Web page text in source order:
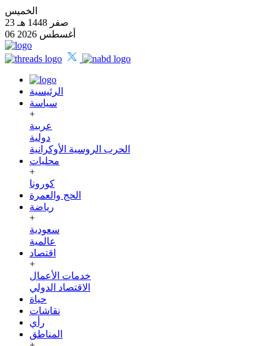
الخميس
23 صفر 1448 هـ
06 أغسطس 2026
الرئيسية
سياسة
+
عربية
دولية
الحرب الروسية الأوكرانية
محليات
+
كورونا
الحج والعمرة
رياضة
+
سعودية
عالمية
اقتصاد
+
خدمات الأعمال
الاقتصاد الدولي
حياة
نقاشات
رأي
المناطق